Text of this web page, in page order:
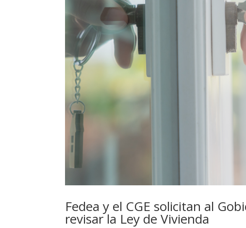
Fedea y el CGE solicitan al
revisar la Ley de Vivienda